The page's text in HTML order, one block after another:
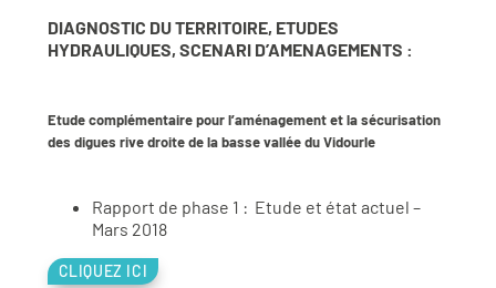
DIAGNOSTIC DU TERRITOIRE, ETUDES
HYDRAULIQUES, SCENARI D’AMENAGEMENTS :
Etude complémentaire pour l’aménagement et la sécurisation
des digues rive droite de la basse vallée du Vidourle
Rapport de phase 1 : Etude et état actuel –
Mars 2018
CLIQUEZ ICI